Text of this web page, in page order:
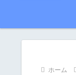
ホーム